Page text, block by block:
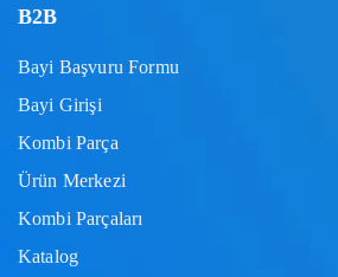
B2B
Bayi Başvuru Formu
Bayi Girişi
Kombi Parça
Ürün Merkezi
Kombi Parçaları
Katalog